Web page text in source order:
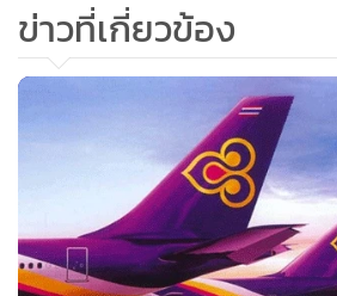
ไทเป และถึงอิสตันบูลในช่วงเช้าเช่นเดีย
คุณสามารถใช้เวลาในอิสตันบูลได้อย่างเ
ต่อสู่เมืองต่างๆในยุโรปกับ Turkish
โดยสารที่มาจากทางอิสตันบูลก็สามารถ
ในเอเชีย และจีนแผ่นดินใหญ่ได้อย่างสะ
อิสตันบูล เป็นเพียงเมืองเดียวในโลก ที่
ทำให้อิสตันบูลสามารถเป็นจุดศูนย์กลาง
ข่าวที่เกี่ยวข้อง